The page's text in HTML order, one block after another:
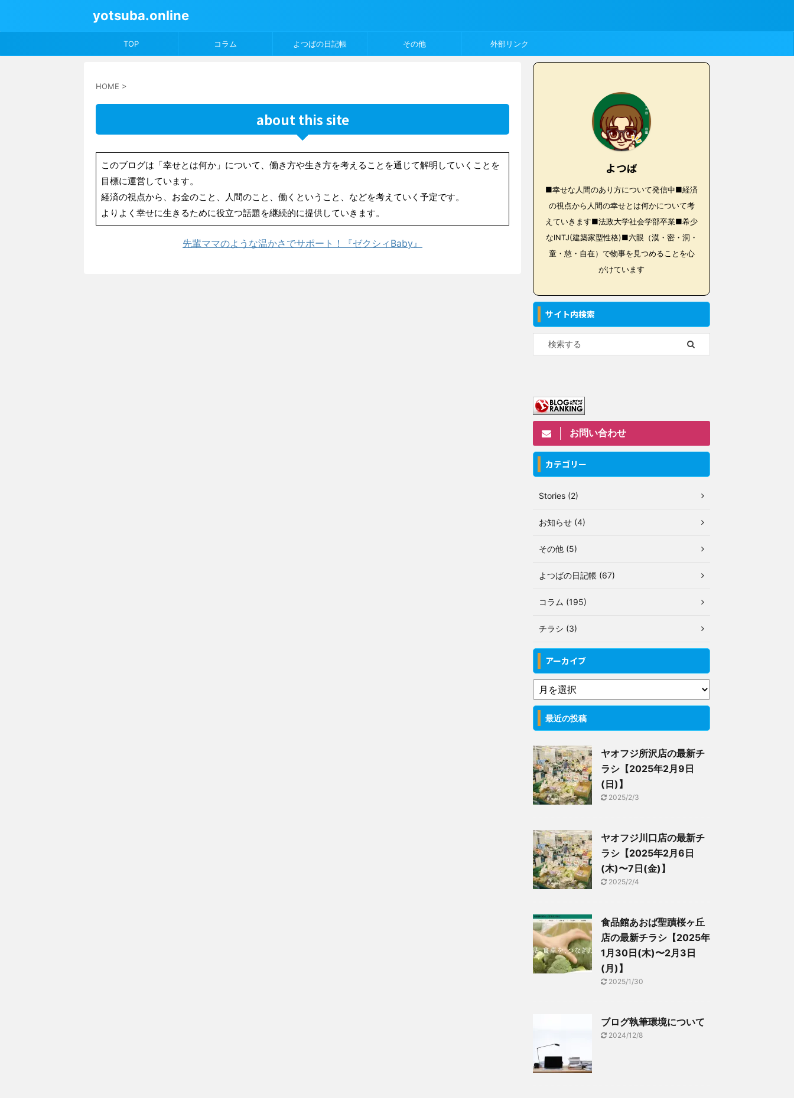
yotsuba.online
TOP コラム よつばの日記帳 その他 外部リンク
HOME >
about this site
このブログは「幸せとは何か」について、働き方や生き方を考えることを通じて解明していくことを
目標に運営しています。
経済の視点から、お金のこと、人間のこと、働くということ、などを考えていく予定です。
よりよく幸せに生きるために役立つ話題を継続的に提供していきます。
先輩ママのような温かさでサポート！『ゼクシィBaby』
よつば
■幸せな人間のあり方について発信中■経済
の視点から人間の幸せとは何かについて考
えていきます■法政大学社会学部卒業■希少
なINTJ(建築家型性格)■六眼（漠・密・洞・
童・慈・自在）で物事を見つめることを心
がけています
サイト内検索
お問い合わせ
カテゴリー
Stories (2)
お知らせ (4)
その他 (5)
よつばの日記帳 (67)
コラム (195)
チラシ (3)
アーカイブ
最近の投稿
ヤオフジ所沢店の最新チ
ラシ【2025年2月9日
(日)】
2025/2/3
ヤオフジ川口店の最新チ
ラシ【2025年2月6日
(木)〜7日(金)】
2025/2/4
食品館あおば聖蹟桜ヶ丘
店の最新チラシ【2025年
1月30日(木)〜2月3日
(月)】
2025/1/30
ブログ執筆環境について
2024/12/8